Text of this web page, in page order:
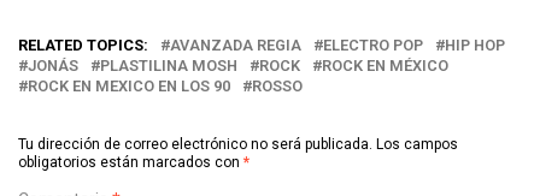
RELATED TOPICS: AVANZADA REGIA ELECTRO POP
HIP HOP
JONÁS
PLASTILINA MOSH ROCK
ROCK EN MÉXICO
ROCK EN MEXICO EN LOS 90
ROSSO
Tu dirección de correo electrónico no será publicada. Los campos
obligatorios están marcados con *